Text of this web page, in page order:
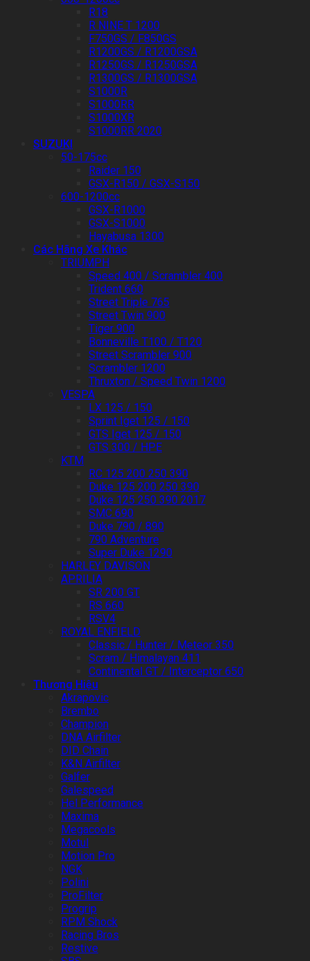
R18
R NINE T 1200
F750GS / F850GS
R1200GS / R1200GSA
R1250GS / R1250GSA
R1300GS / R1300GSA
S1000R
S1000RR
S1000XR
S1000RR 2020
SUZUKI
50-175cc
Raider 150
GSX-R150 / GSX-S150
600-1200cc
GSX-R1000
GSX-S1000
Hayabusa 1300
Các Hãng Xe Khác
TRIUMPH
Speed 400 / Scrambler 400
Trident 660
Street Triple 765
Street Twin 900
Tiger 900
Bonneville T100 / T120
Street Scrambler 900
Scrambler 1200
Thruxton / Speed Twin 1200
VESPA
LX 125 / 150
Sprint Iget 125 / 150
GTS Iget 125 / 150
GTS 300 / HPE
KTM
RC 125 200 250 390
Duke 125 200 250 390
Duke 125 250 390 2017
SMC 690
Duke 790 / 890
790 Adventure
Super Duke 1290
HARLEY DAVISON
APRILIA
SR 200 GT
RS 660
RSV4
ROYAL ENFIELD
Classic / Hunter / Meteor 350
Scram / Himalayan 411
Continental GT / Interceptor 650
Thương Hiệu
Akrapovic
Brembo
Champion
DNA Airfilter
DID Chain
K&N Airfilter
Galfer
Galespeed
Hel Performance
Maxima
Megacools
Motul
Motion Pro
NGK
Polini
ProFilter
Progrip
RPM Shock
Racing Bros
Restive